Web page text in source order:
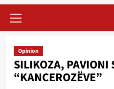
Menu
Opinion
SILIKOZA, PAVIONI
“KANCEROZËVE”